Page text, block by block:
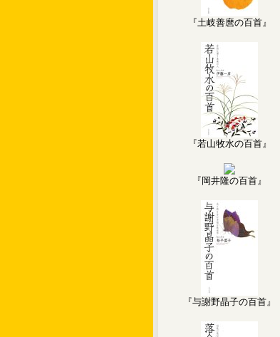
『土岐善麿の百首』
『若山牧水の百首』
『岡井隆の百首』
『与謝野晶子の百首』